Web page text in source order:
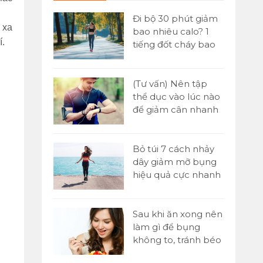
xa
gì để
hiệu quả
là gì?
A-Z về kỹ
Yoni
1000 cái
nhiêu
giảm cân
sức là gì?
tiếp
trong
Đi bộ 30 phút giảm
bao nhiêu calo? 1
tiếng đốt cháy bao
(Tư vấn) Nên tập
thể dục vào lúc nào
để giảm cân nhanh
Bỏ túi 7 cách nhảy
dây giảm mỡ bụng
hiệu quả cực nhanh
Sau khi ăn xong nên
làm gì để bụng
không to, tránh béo